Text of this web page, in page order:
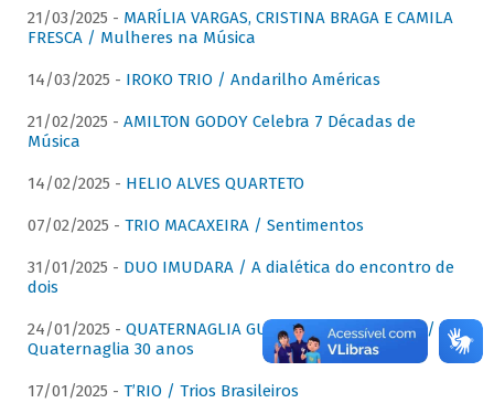
21/03/2025 - MARÍLIA VARGAS, CRISTINA BRAGA E CAMILA
FRESCA / Mulheres na Música
14/03/2025 - IROKO TRIO / Andarilho Américas
21/02/2025 - AMILTON GODOY Celebra 7 Décadas de
Música
14/02/2025 - HELIO ALVES QUARTETO
07/02/2025 - TRIO MACAXEIRA / Sentimentos
31/01/2025 - DUO IMUDARA / A dialética do encontro de
dois
24/01/2025 - QUATERNAGLIA GUITAR QUARTET (QGQ) /
Quaternaglia 30 anos
17/01/2025 - T’RIO / Trios Brasileiros